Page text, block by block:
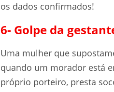
os dados confirmados!
6- Golpe da
Uma mulher que
quando um morador está
próprio porteiro, presta